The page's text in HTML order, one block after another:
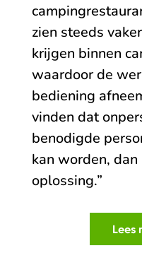
zien steeds
krijgen binnen
waardoor de
bediening
vinden dat
benodigde
kan worden,
oplossing.”
Lees